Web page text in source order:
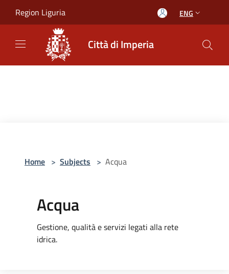
Region Liguria ENG
Città di Imperia
Home > Subjects > Acqua
Acqua
Gestione, qualità e servizi legati alla rete
idrica.